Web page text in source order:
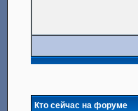
Кто сейчас на форуме